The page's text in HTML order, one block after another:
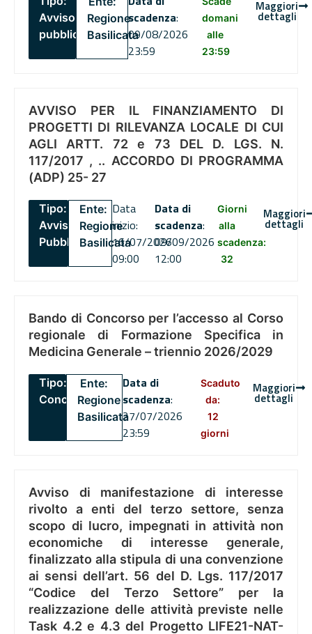
Avviso
pubblico
Regione
Basilicata
scadenza:
09/08/2026
23:59
domani
alle
23:59
Maggiori
dettagli
AVVISO PER IL FINANZIAMENTO DI
PROGETTI DI RILEVANZA LOCALE DI CUI
AGLI ARTT. 72 e 73 DEL D. LGS. N.
117/2017 , .. ACCORDO DI PROGRAMMA
(ADP) 25- 27
Tipo:
Avviso
Pubblico
Ente:
Regione
Basilicata
Data
inizio:
16/07/2026
09:00
Data di
scadenza:
09/09/2026
12:00
Giorni
alla
scadenza:
32
Maggiori
dettagli
Bando di Concorso per l’accesso al Corso
regionale di Formazione Specifica in
Medicina Generale – triennio 2026/2029
Tipo:
Concorsi
Ente:
Regione
Basilicata
Data di
scadenza:
27/07/2026
23:59
Scaduto
da:
12
giorni
Maggiori
dettagli
Avviso di manifestazione di interesse
rivolto a enti del terzo settore, senza
scopo di lucro, impegnati in attività non
economiche di interesse generale,
finalizzato alla stipula di una convenzione
ai sensi dell’art. 56 del D. Lgs. 117/2017
“Codice del Terzo Settore” per la
realizzazione delle attività previste nelle
Task 4.2 e 4.3 del Progetto LIFE21-NAT-